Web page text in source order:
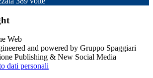
and powered by Gruppo Spaggiari
Publishing & New Social Media
dati personali